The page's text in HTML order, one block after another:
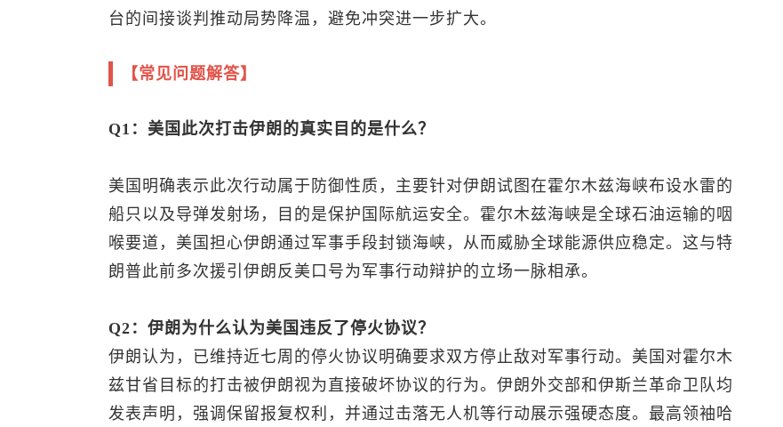
台的间接谈判推动局势降温，避免冲突进一步扩大。
【常见问题解答】
Q1：美国此次打击伊朗的真实目的是什么？
美国明确表示此次行动属于防御性质，主要针对伊朗试图在霍尔木兹海峡布设水雷的
船只以及导弹发射场，目的是保护国际航运安全。霍尔木兹海峡是全球石油运输的咽
喉要道，美国担心伊朗通过军事手段封锁海峡，从而威胁全球能源供应稳定。这与特
朗普此前多次援引伊朗反美口号为军事行动辩护的立场一脉相承。
Q2：伊朗为什么认为美国违反了停火协议？
伊朗认为，已维持近七周的停火协议明确要求双方停止敌对军事行动。美国对霍尔木
兹甘省目标的打击被伊朗视为直接破坏协议的行为。伊朗外交部和伊斯兰革命卫队均
发表声明，强调保留报复权利，并通过击落无人机等行动展示强硬态度。最高领袖哈